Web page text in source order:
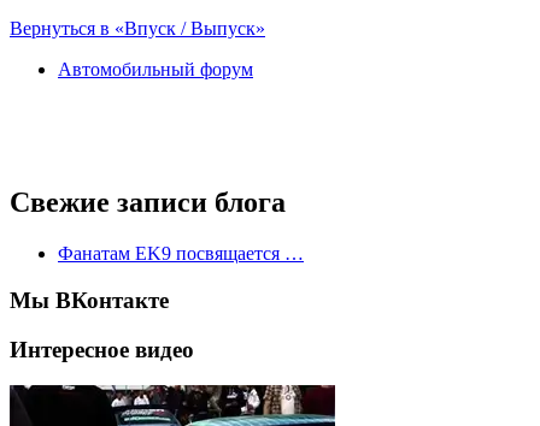
Вернуться в «Впуск / Выпуск»
Автомобильный форум
Свежие записи блога
Фанатам EK9 посвящается …
Мы ВКонтакте
Интересное видео